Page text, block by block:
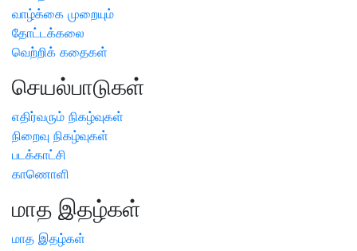
வாழ்க்கை முறையும்
தோட்டக்கலை
வெற்றிக் கதைகள்
செயல்பாடுகள்
எதிர்வரும் நிகழ்வுகள்
நிறைவு நிகழ்வுகள்
படக்காட்சி
காணொளி
மாத இதழ்கள்
மாத இதழ்கள்